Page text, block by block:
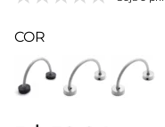
COR